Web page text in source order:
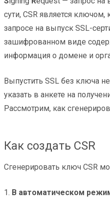
сути, CSR является ключом,
запросе на выпуск SSL-
зашифрованном виде
информация о домене и
Выпустить SSL без ключа
указать в анкете на
Рассмотрим, как
Как создать CSR
Сгенерировать ключ CSR
1. В автоматическом